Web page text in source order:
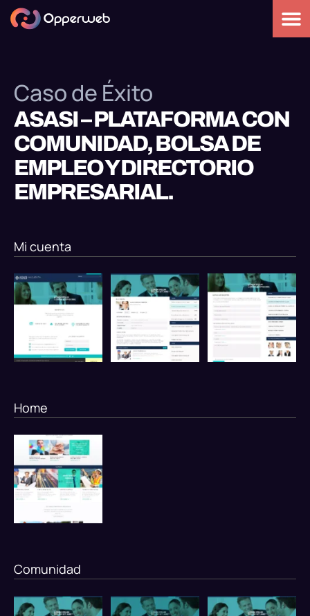
Caso de Éxito
ASASI – PLATAFORMA CON
COMUNIDAD, BOLSA DE
EMPLEO Y DIRECTORIO
EMPRESARIAL.
Mi cuenta
Home
Comunidad